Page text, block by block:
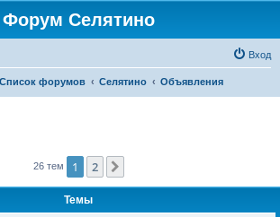
Форум Селятино
Вход
Список форумов Селятино Объявления
26 тем 1 2
Темы